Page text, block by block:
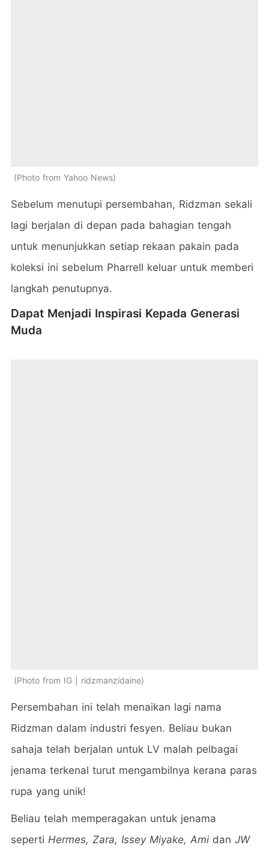
Photo from Yahoo News
Sebelum menutupi persembahan, Ridzman sekali
lagi berjalan di depan pada bahagian tengah
untuk menunjukkan setiap rekaan pakain pada
koleksi ini sebelum Pharrell keluar untuk memberi
langkah penutupnya.
Dapat Menjadi Inspirasi Kepada Generasi
Muda
Photo from IG | ridzmanzidaine
Persembahan ini telah menaikan lagi nama
Ridzman dalam industri fesyen. Beliau bukan
sahaja telah berjalan untuk LV malah pelbagai
jenama terkenal turut mengambilnya kerana paras
rupa yang unik!
Beliau telah memperagakan untuk jenama
seperti Hermes, Zara, Issey Miyake, Ami dan JW